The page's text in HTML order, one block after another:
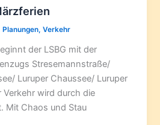
Planungen,Verkehr
der LSBG mit der
Stresemannstraße/
Luruper Chaussee/ Luruper
wird durch die
Mit Chaos und Stau